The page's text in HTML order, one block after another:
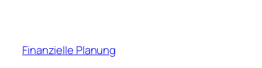
Finanzielle Planung